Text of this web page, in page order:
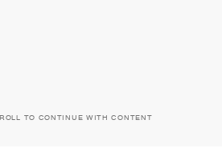
TO CONTINUE WITH CONTENT